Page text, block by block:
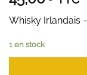
Whisky Irlandais
1 en stock